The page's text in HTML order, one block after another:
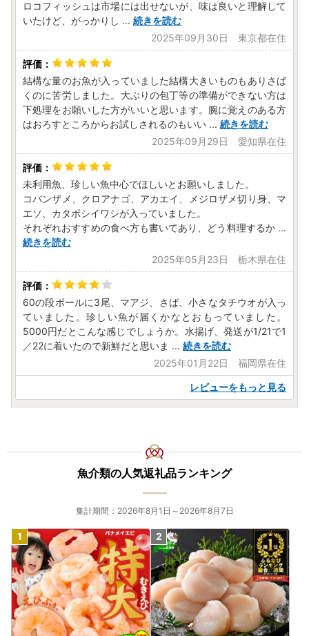
ロコフィッシュは市場には出せないが、味は良いと理解して
いたけど、がっかりし ... 続きを読む
2025年09月30日 東京都在住
結構な量のお魚が入っていました結構大きいものもありさば
くのに苦労しました。大ぶりの包丁等の準備ができない方は
下処理をお願いした方がいいと思います。腕に覚えのある方
はおろすところからお試しされるのもいい ... 続きを読む
2025年09月29日 愛知県在住
未利用魚、珍しい魚中心でほしいとお願いしました。
コバンザメ、クロアナゴ、アカエイ、メジロザメ切り身、マ
エソ、カタボシイワシが入っていました。
それぞれおすすめの食べ方も書いてあり、どう料理するか ...
続きを読む
2025年05月23日 栃木県在住
60の段ボールに3尾、マアジ、さば、小さなタチウオが入っ
ていました。珍しい魚が届くかなとおもっていました。
5000円だとこんな感じでしょうか。水揚げ、発送が1/21で1
／22に着いたので新鮮だと思いま ... 続きを読む
2025年01月22日 福岡県在住
レビューをもっと見る
魚介類の人気返礼品ランキング
集計期間：2026年8月1日～2026年8月7日